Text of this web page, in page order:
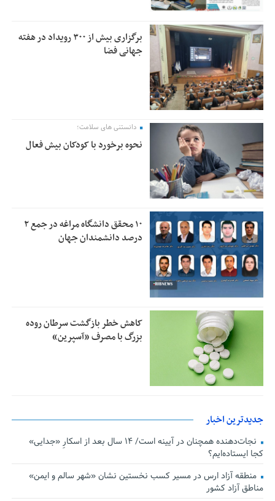
برگزاری بیش از ۳۰۰ رویداد در هفته
جهانی فضا
دانستنی های سلامت؛
نحوه برخورد با کودکان بیش فعال
۱۰ محقق دانشگاه مراغه در جمع ۲
درصد دانشمندان جهان
کاهش خطر بازگشت سرطان روده
بزرگ با مصرف «آسپرین»
جدیدترین اخبار
نجات‌دهنده‌ همچنان در آیینه است/ ۱۴ سال بعد از اسکارِ «جدایی»
کجا ایستاده‌ایم؟
منطقه آزاد ارس در مسیر کسب نخستین نشان «شهر سالم و ایمن»
مناطق آزاد کشور